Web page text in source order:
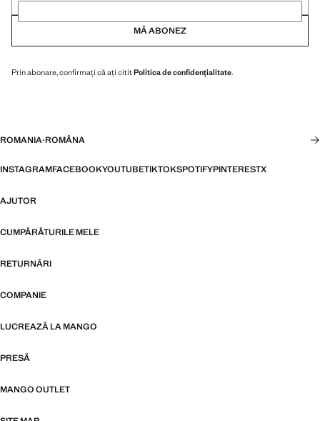
MĂ ABONEZ
Prin abonare, confirmați că ați cititPolitica de confidențialitate.
ROMANIA·ROMÂNA
INSTAGRAMFACEBOOKYOUTUBETIKTOKSPOTIFYPINTERESTX
AJUTOR
CUMPĂRĂTURILE MELE
RETURNĂRI
COMPANIE
LUCREAZĂ LA MANGO
PRESĂ
MANGO OUTLET